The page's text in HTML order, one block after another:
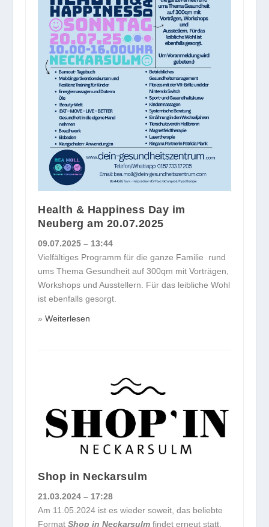
Health & Happiness Day im
Neuberg am 20.07.2025
09.07.2025 – 13:44
Vielfältiges Programm für die ganze Familie rund
ums Thema Gesundheit auf 300qm mit Vorträgen,
Workshops und Ausstellern. Für das leibliche Wohl
ist ebenfalls gesorgt.
Weiterlesen
Shop in Neckarsulm
21.03.2024 – 17:28
Am 11.05.2024 ist es wieder soweit, das beliebte
FormatShop in Neckarsulm findet erneut statt,